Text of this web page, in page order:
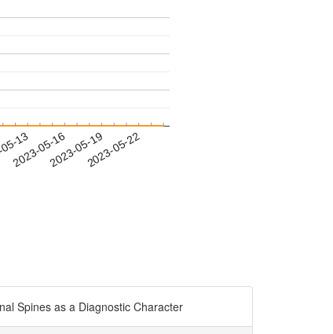
13
2023-05-162023-05-192023-05-22
Spines as a Diagnostic Character